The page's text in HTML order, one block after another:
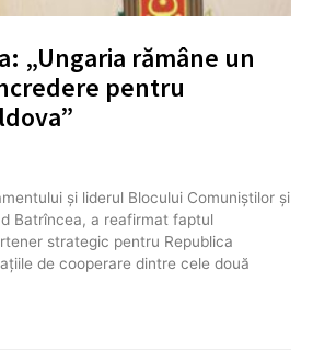
„Ungaria rămâne un
pentru
și liderul Blocului Comuniștilor și
Batrîncea, a reafirmat faptul
strategic pentru Republica
de cooperare dintre cele două